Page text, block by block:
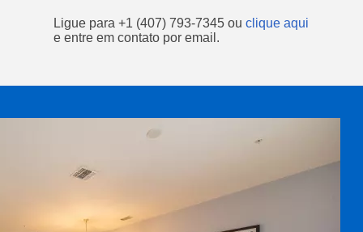
Ligue para +1 (407) 793-7345 ou clique aqui
e entre em contato por email.